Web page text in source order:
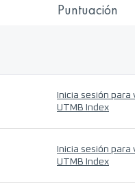
Puntuación
Inicia sesión para
UTMB Index
Inicia sesión para
UTMB Index